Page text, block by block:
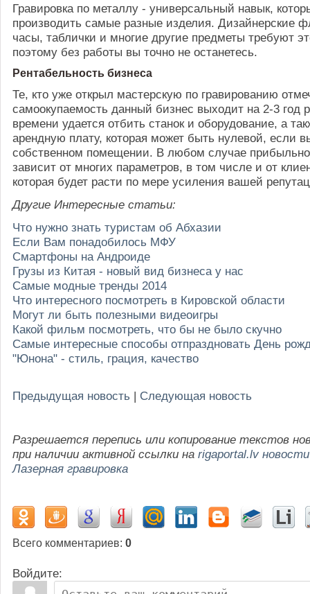
Гравировка по металлу - универсальный навык,
производить самые разные изделия. Дизайнерские
часы, таблички и многие другие предметы требуют
поэтому без работы вы точно не останетесь.
Рентабельность бизнеса
Те, кто уже открыл мастерскую по гравированию
самоокупаемость данный бизнес выходит на 2-3 год
времени удается отбить станок и оборудование, а
арендную плату, которая может быть нулевой, если
собственном помещении. В любом случае
зависит от многих параметров, в том числе и от
которая будет расти по мере усиления вашей
Другие Интересные статьи:
Что нужно знать туристам об Абхазии
Если Вам понадобилось МФУ
Смартфоны на Андроиде
Грузы из Китая - новый вид бизнеса у нас
Самые модные тренды 2014
Что интересного посмотреть в Кировской области
Могут ли быть полезными видеоигры
Какой фильм посмотреть, что бы не было скучно
Самые интересные способы отпраздновать День
"Юнона" - стиль, грация, качество
Предыдущая новость | Следующая новость
Разрешается перепись или копирование текстов
при наличии активной ссылки на rigaportal.lv новости
Лазерная гравировка
Всего комментариев: 0
Войдите: